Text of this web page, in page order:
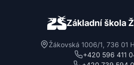
Základní škola
Žákovská 1006/1, 736 01
+420 596 411